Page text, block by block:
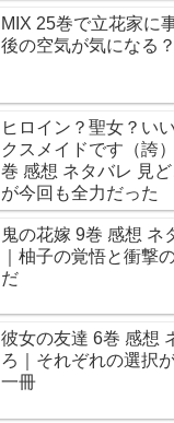
MIX 25巻で立花家に
後の空気が気になる？
ヒロイン？聖女？い
クスメイドです（誇
巻 感想 ネタバレ 見
が今回も全力だった
鬼の花嫁 9巻 感想 ネ
｜柚子の覚悟と衝撃
だ
彼女の友達 6巻 感想
ろ｜それぞれの選択
一冊